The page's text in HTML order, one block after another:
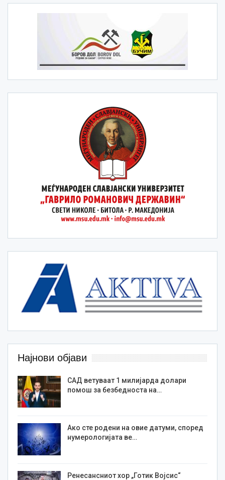
Најнови објави
САД ветуваат 1 милијарда долари
помош за безбедноста на…
Ако сте родени на овие датуми, според
нумерологијата ве…
Ренесансниот хор „Готик Војсис“